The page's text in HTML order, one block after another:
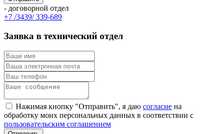
- договорной отдел
+7 /3439/ 339-689
Заявка в технический отдел
Нажимая кнопку "Отправить", я даю согласие на
обработку моих персональных данных в соответствии с
пользовательским соглашением